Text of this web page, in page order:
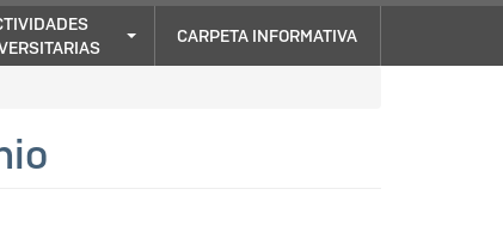
CARPETA INFORMATIVA